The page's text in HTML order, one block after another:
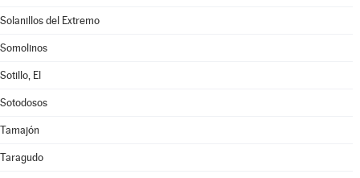
Solanillos del Extremo
Somolinos
Sotillo, El
Sotodosos
Tamajón
Taragudo